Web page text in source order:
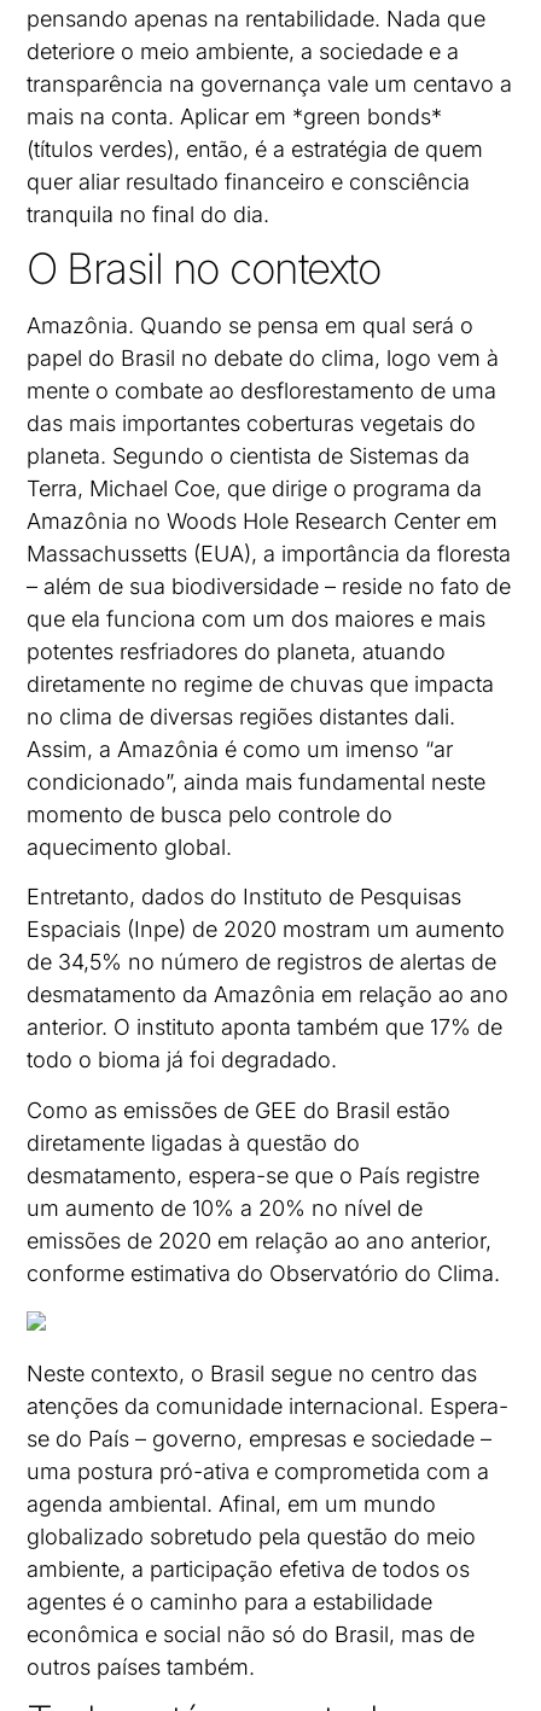
pensando apenas na rentabilidade. Nada que
deteriore o meio ambiente, a sociedade e a
transparência na governança vale um centavo a
mais na conta. Aplicar em *green bonds*
(títulos verdes), então, é a estratégia de quem
quer aliar resultado financeiro e consciência
tranquila no final do dia.
O Brasil no contexto
Amazônia. Quando se pensa em qual será o
papel do Brasil no debate do clima, logo vem à
mente o combate ao desflorestamento de uma
das mais importantes coberturas vegetais do
planeta. Segundo o cientista de Sistemas da
Terra, Michael Coe, que dirige o programa da
Amazônia no Woods Hole Research Center em
Massachussetts (EUA), a importância da floresta
– além de sua biodiversidade – reside no fato de
que ela funciona com um dos maiores e mais
potentes resfriadores do planeta, atuando
diretamente no regime de chuvas que impacta
no clima de diversas regiões distantes dali.
Assim, a Amazônia é como um imenso “ar
condicionado”, ainda mais fundamental neste
momento de busca pelo controle do
aquecimento global.
Entretanto, dados do Instituto de Pesquisas
Espaciais (Inpe) de 2020 mostram um aumento
de 34,5% no número de registros de alertas de
desmatamento da Amazônia em relação ao ano
anterior. O instituto aponta também que 17% de
todo o bioma já foi degradado.
Como as emissões de GEE do Brasil estão
diretamente ligadas à questão do
desmatamento, espera-se que o País registre
um aumento de 10% a 20% no nível de
emissões de 2020 em relação ao ano anterior,
conforme estimativa do Observatório do Clima.
Neste contexto, o Brasil segue no centro das
atenções da comunidade internacional. Espera-
se do País – governo, empresas e sociedade –
uma postura pró-ativa e comprometida com a
agenda ambiental. Afinal, em um mundo
globalizado sobretudo pela questão do meio
ambiente, a participação efetiva de todos os
agentes é o caminho para a estabilidade
econômica e social não só do Brasil, mas de
outros países também.